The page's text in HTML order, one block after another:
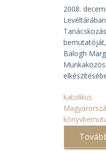
2008.
Balogh
katolikus